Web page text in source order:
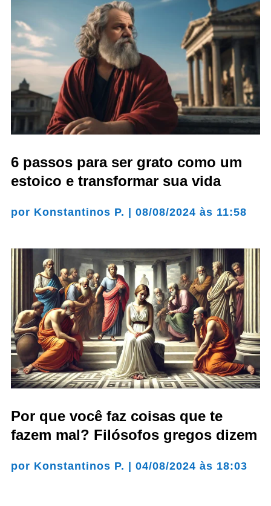
6 passos para ser grato como um
estoico e transformar sua vida
por Konstantinos P. | 08/08/2024 às 11:58
Por que você faz coisas que te
fazem mal? Filósofos gregos dizem
por Konstantinos P. 04/08/2024 às 18:03